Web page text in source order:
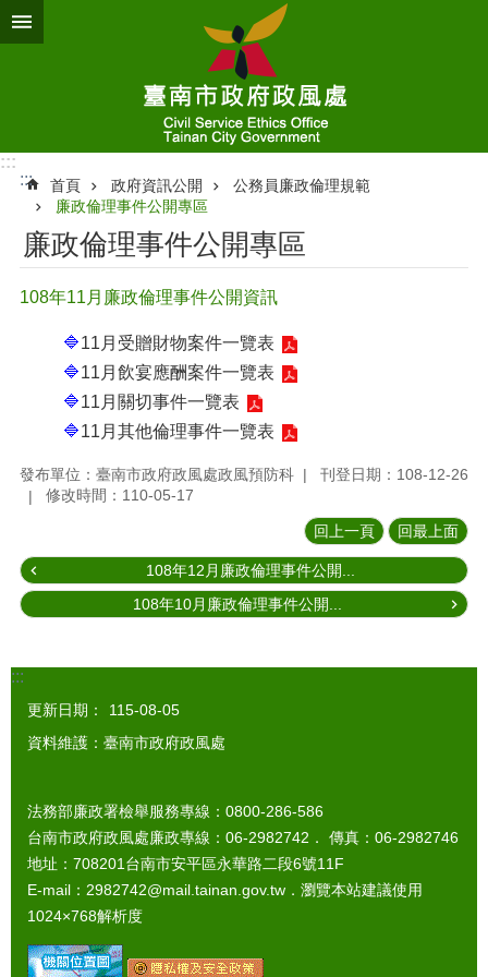
跳到主要內容區塊
:::
:::
首頁 政府資訊公開
公務員廉政倫理規範
廉政倫理事件公開專區
廉政倫理事件公開專區
108年11月廉政倫理事件公開資訊
🔷11月受贈財物案件一覽表
🔷11月飲宴應酬案件一覽表
🔷11月關切事件一覽表
🔷11月其他倫理事件一覽表
發布單位：臺南市政府政風處政風預防科
刊登日期：108-12-26
修改時間：110-05-17
回上一頁 回最上面
108年12月廉政倫理事件公開...
108年10月廉政倫理事件公開...
:::
更新日期：
115-08-05
資料維護：臺南市政府政風處
法務部廉政署檢舉服務專線：0800-286-586
台南市政府政風處廉政專線：06-2982742． 傳真：06-2982746
地址：708201台南市安平區永華路二段6號11F
E-mail：2982742@mail.tainan.gov.tw．瀏覽本站建議使用
1024×768解析度